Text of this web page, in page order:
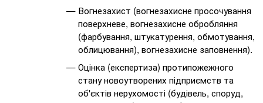
Вогнезахист (вогнезахисне просочування
поверхневе, вогнезахисне обробляння
(фарбування, штукатурення, обмотування,
облицювання), вогнезахисне заповнення).
Оцінка (експертиза) протипожежного
стану новоутворених підприємств та
об'єктів нерухомості (будівель, споруд,